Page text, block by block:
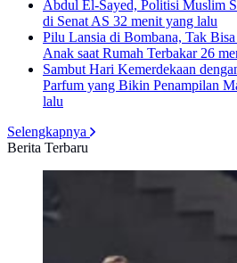
Abdul El-Sayed, Politisi Muslim
di Senat AS 32 menit yang lalu
Pilu Lansia di Bombana, Tak
Anak saat Rumah Terbakar 26
Sambut Hari Kemerdekaan
Parfum yang Bikin Penampilan
lalu
Selengkapnya
Berita Terbaru